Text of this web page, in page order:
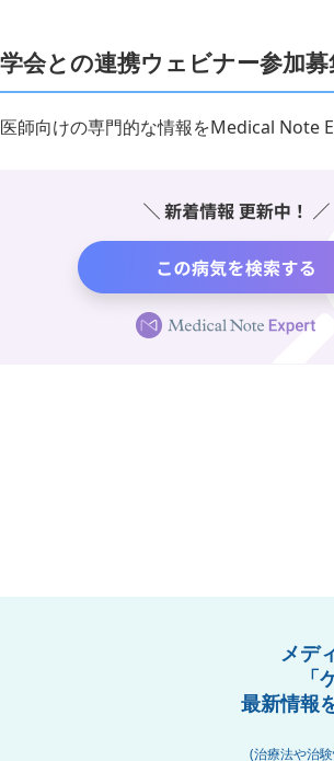
学会との連携ウェビナー参加募
医師向けの専門的な情報をMedical Note
メデ
最新情報
(治療法や治